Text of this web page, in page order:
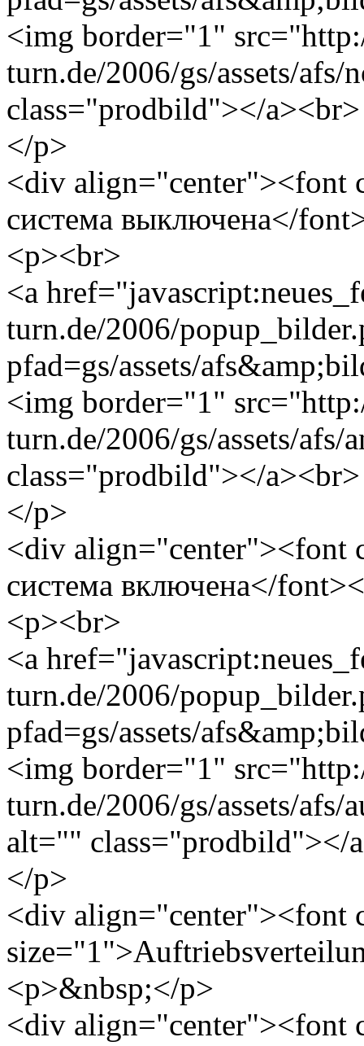
<img border="1"
turn.de/2006/gs/assets/
class="prodbild"></a><br>
</p>
<div align="center"><font
система выключена</
<p><br>
<a
turn.de/2006/
pfad=gs/assets/
<img border="1"
turn.de/2006/gs/assets/
class="prodbild"></a><br>
</p>
<div align="center"><font
система включена</
<p><br>
<a
turn.de/2006/
pfad=gs/assets/
<img border="1"
turn.de/2006/gs/assets/
alt="" class="prodbild"></
</p>
<div align="center"><font
<p>&nbsp;</p>
<div align="center"><font